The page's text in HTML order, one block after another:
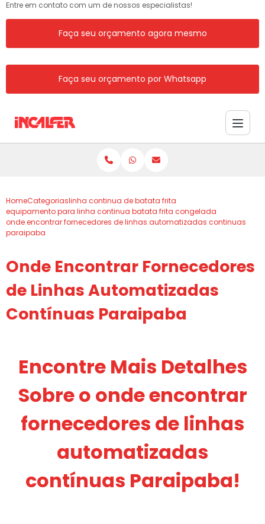
Entre em contato com um de nossos especialistas!
Faça seu orçamento agora mesmo
Faça seu orçamento por Whatsapp
HomeCategoriaslinha continua de batata frita
equipamento para linha continua batata frita congelada
onde encontrar fornecedores de linhas automatizadas continuas
paraipaba
Onde Encontrar Fornecedores
de Linhas Automatizadas
Contínuas Paraipaba
Encontre Mais Detalhes
Sobre o onde encontrar
fornecedores de linhas
automatizadas
contínuas Paraipaba!